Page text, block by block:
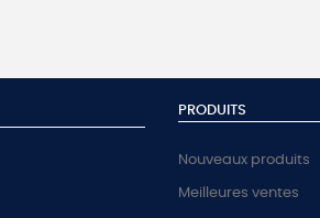
PRODUITS
Nouveaux produits
Meilleures ventes